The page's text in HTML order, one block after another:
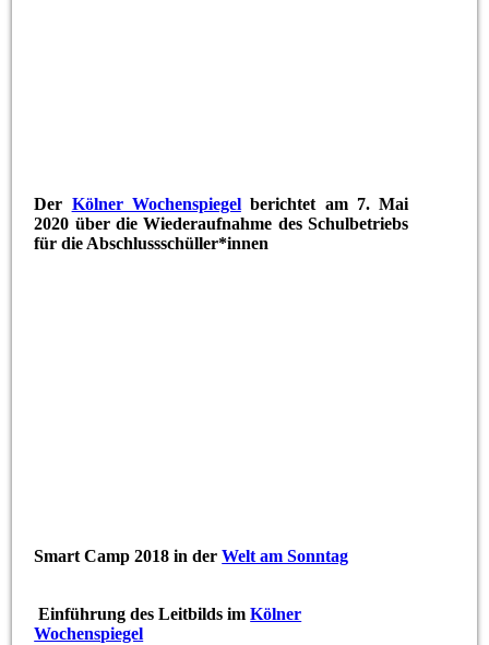
Der Kölner Wochenspiegelberichtet am 7. Mai
2020 über die Wiederaufnahme des Schulbetriebs
für die Abschlussschüller*innen
Smart Camp 2018 in derWelt am Sonntag
Einführung des Leitbilds imKölner
Wochenspiegel